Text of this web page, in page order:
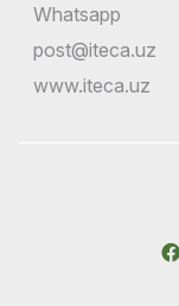
Whatsapp
post@iteca.uz
www.iteca.uz